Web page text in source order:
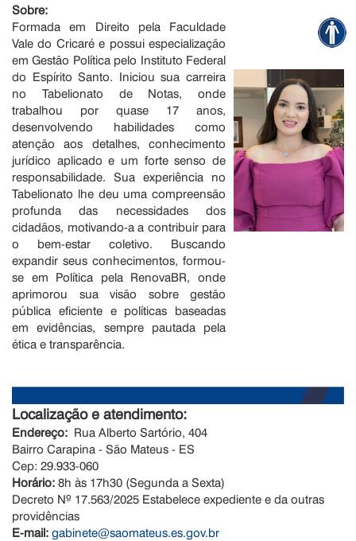
Sobre:
Formada em Direito pela Faculdade
Vale do Cricaré e possui especialização
em Gestão Política pelo Instituto Federal
do Espírito Santo. Iniciou sua carreira
no Tabelionato de Notas, onde
trabalhou por quase 17 anos,
desenvolvendo habilidades como
atenção aos detalhes, conhecimento
jurídico aplicado e um forte senso de
responsabilidade. Sua experiência no
Tabelionato lhe deu uma compreensão
profunda das necessidades dos
cidadãos, motivando-a a contribuir para
o bem-estar coletivo. Buscando
expandir seus conhecimentos, formou-
se em Política pela RenovaBR, onde
aprimorou sua visão sobre gestão
pública eficiente e políticas baseadas
em evidências, sempre pautada pela
ética e transparência.
Localização e atendimento:
Endereço: Rua Alberto Sartório, 404
Bairro Carapina - São Mateus - ES
Cep: 29.933-060
Horário: 8h às 17h30 (Segunda a Sexta)
Decreto Nº 17.563/2025 Estabelece expediente e da outras
providências
E-mail: gabinete@saomateus.es.gov.br